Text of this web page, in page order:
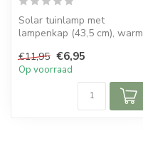
Solar tuinlamp met
lampenkap (43,5 cm), warm
batterij en I...
€11,95 €6,95
Op voorraad